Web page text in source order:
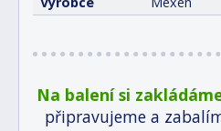
Na balení si
připravujeme a